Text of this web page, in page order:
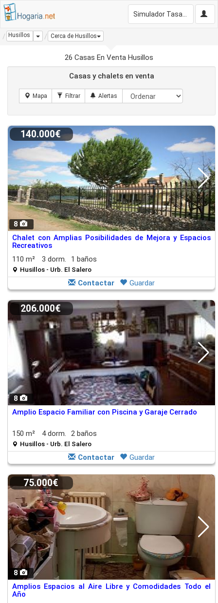
Husillos Dropdown
Cerca de Husillos
26 Casas En Venta Husillos
Casas y chalets en venta
8
140.000€
Chalet con Amplias Posibilidades de Mejora y Espacios
Recreativos
110 m²
3 dorm. 1 baños
Husillos - Urb. El Salero
Contactar Guardar
8
206.000€
Amplio Espacio Familiar con Piscina y Garaje Cerrado
150 m² 4 dorm. 2 baños
Husillos - Urb. El Salero
Contactar Guardar
8
75.000€
Amplios Espacios al Aire Libre y Comodidades Todo el
Año